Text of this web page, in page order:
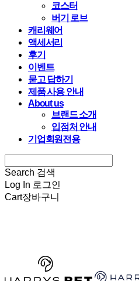
코스터
버기 로브
캐리웨어
액세서리
후기
이벤트
묻고 답하기
제품 사용 안내
About us
브랜드 소개
입점처 안내
기업회원전용
Search 검색
Log In 로그인
Cart장바구니